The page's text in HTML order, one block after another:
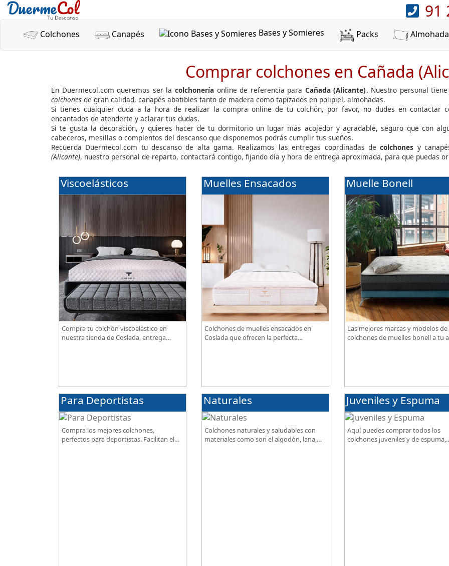
91
Colchones Canapés Bases y Somieres Packs
Comprar colchones en Cañada
En Duermecol.com queremos ser la colchoneríaonline de referencia para Cañada (Alicante). Nuestro personal
colchones de gran calidad, canapés abatibles tanto de madera como tapizados en polipiel, almohadas.
Si tienes cualquier duda a la hora de realizar la compra online de tu colchón, por favor, no dudes en contactar
encantados de atenderte y aclarar tus dudas.
Si te gusta la decoración, y quieres hacer de tu dormitorio un lugar más acojedor y agradable, seguro que con
cabeceros, mesillas o complentos del descanso que disponemos podrás cumplir tus sueños.
Recuerda Duermecol.com tu descanso de alta gama. Realizamos las entregas coordinadas decolchones y
(Alicante), nuestro personal de reparto, contactará contigo, fijando día y hora de entrega aproximada, para que puedas
Viscoelásticos
Compra tu colchón viscoelástico en
nuestra tienda de Coslada, entrega
Muelles Ensacados
Colchones de muelles ensacados en
Coslada que ofrecen la perfecta
Muelle Bonell
Las mejores marcas y modelos de
colchones de muelles bonell a tu
Para Deportistas
Compra los mejores colchones,
perfectos para deportistas. Facilitan el
Naturales
Colchones naturales y saludables con
materiales como son el algodón, lana,
Juveniles y Espuma
Aquí puedes comprar todos los
colchones juveniles y de espuma,